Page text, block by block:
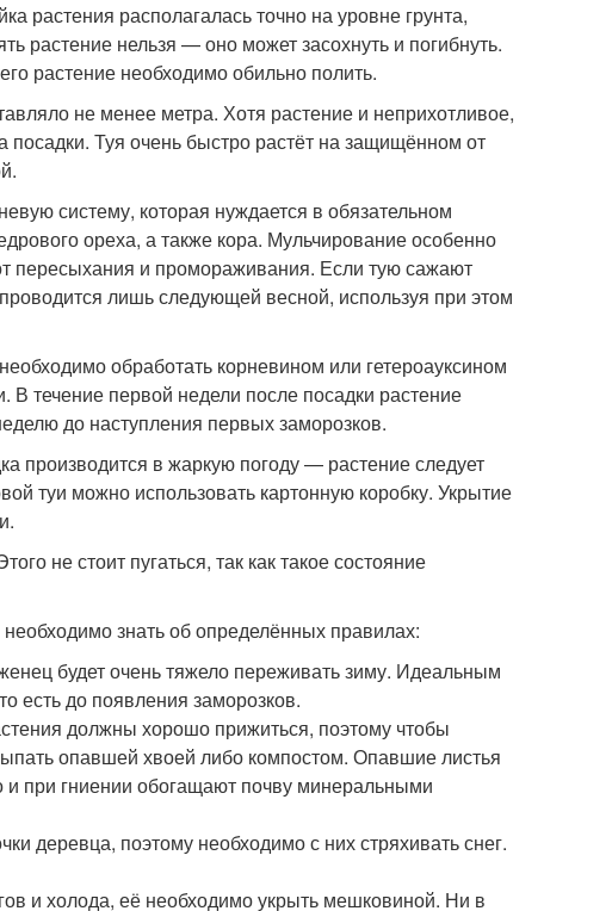
растения располагалась точно на уровне грунта,
растение нельзя — оно может засохнуть и погибнуть.
растение необходимо обильно полить.
не менее метра. Хотя растение и неприхотливое,
посадки. Туя очень быстро растёт на защищённом от
систему, которая нуждается в обязательном
ореха, а также кора. Мульчирование особенно
пересыхания и промораживания. Если тую сажают
лишь следующей весной, используя при этом
обработать корневином или гетероауксином
течение первой недели после посадки растение
до наступления первых заморозков.
производится в жаркую погоду — растение следует
туи можно использовать картонную коробку. Укрытие
не стоит пугаться, так как такое состояние
знать об определённых правилах:
будет очень тяжело переживать зиму. Идеальным
есть до появления заморозков.
должны хорошо прижиться, поэтому чтобы
опавшей хвоей либо компостом. Опавшие листья
и при гниении обогащают почву минеральными
деревца, поэтому необходимо с них стряхивать снег.
и холода, её необходимо укрыть мешковиной. Ни в